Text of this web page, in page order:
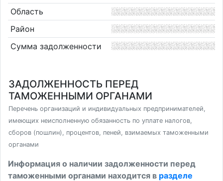
Область
Район
Сумма задолженности
ЗАДОЛЖЕННОСТЬ ПЕРЕД
ТАМОЖЕННЫМИ ОРГАНАМИ
Перечень организаций и индивидуальных предпринимателей,
имеющих неисполненную обязанность по уплате налогов,
сборов (пошлин), процентов, пеней, взимаемых таможенными
органами
Информация о наличии задолженности перед
таможенными органами находится в разделе